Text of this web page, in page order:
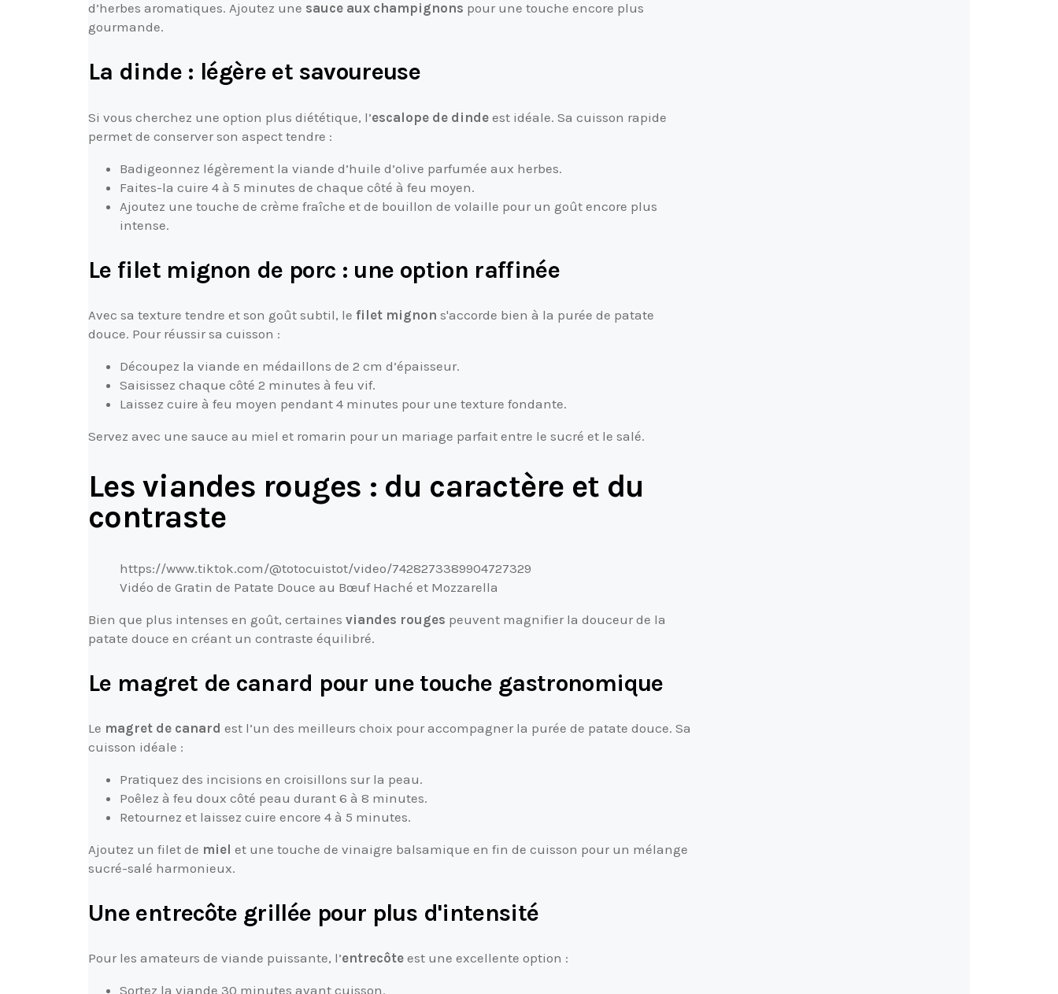
d’herbes aromatiques. Ajoutez une sauce aux champignons pour une touche encore plus
gourmande.
La dinde : légère et savoureuse
Si vous cherchez une option plus diététique, l’escalope de dinde est idéale. Sa cuisson rapide
permet de conserver son aspect tendre :
Badigeonnez légèrement la viande d’huile d’olive parfumée aux herbes.
Faites-la cuire 4 à 5 minutes de chaque côté à feu moyen.
Ajoutez une touche de crème fraîche et de bouillon de volaille pour un goût encore plus
intense.
Le filet mignon de porc : une option raffinée
Avec sa texture tendre et son goût subtil, le filet mignon s'accorde bien à la purée de patate
douce. Pour réussir sa cuisson :
Découpez la viande en médaillons de 2 cm d’épaisseur.
Saisissez chaque côté 2 minutes à feu vif.
Laissez cuire à feu moyen pendant 4 minutes pour une texture fondante.
Servez avec une sauce au miel et romarin pour un mariage parfait entre le sucré et le salé.
Les viandes rouges : du caractère et du
contraste
https://www.tiktok.com/@totocuistot/video/7428273389904727329
Vidéo de Gratin de Patate Douce au Bœuf Haché et Mozzarella
Bien que plus intenses en goût, certaines viandes rouges peuvent magnifier la douceur de la
patate douce en créant un contraste équilibré.
Le magret de canard pour une touche gastronomique
Le magret de canard est l’un des meilleurs choix pour accompagner la purée de patate douce. Sa
cuisson idéale :
Pratiquez des incisions en croisillons sur la peau.
Poêlez à feu doux côté peau durant 6 à 8 minutes.
Retournez et laissez cuire encore 4 à 5 minutes.
Ajoutez un filet de miel et une touche de vinaigre balsamique en fin de cuisson pour un mélange
sucré-salé harmonieux.
Une entrecôte grillée pour plus d'intensité
Pour les amateurs de viande puissante, l’entrecôte est une excellente option :
Sortez la viande 30 minutes avant cuisson.